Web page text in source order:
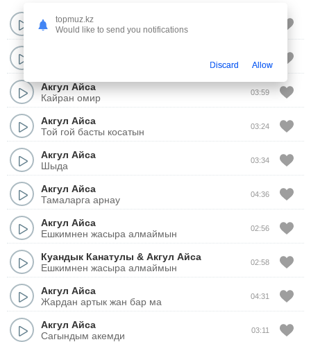
Акгул Айса
Омир сынагы
Акгул Айса
Кайран омир
03:59
Акгул Айса
Той гой басты косатын
03:24
Акгул Айса
Шыда
03:34
Акгул Айса
Тамаларга арнау
04:36
Акгул Айса
Ешкимнен жасыра алмаймын
02:56
Куандык Канатулы & Акгул Айса
Ешкимнен жасыра алмаймын
02:58
Акгул Айса
Жардан артык жан бар ма
04:31
Акгул Айса
Сагындым акемди
03:11
topmuz.kz
Would like to send you notifications
Discard Allow